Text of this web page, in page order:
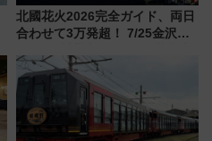
北國花火2026完全ガイド、両日
合わせて3万発超！ 7/25金沢大
会の日程・アクセス・観覧席ま
とめ（石川県）